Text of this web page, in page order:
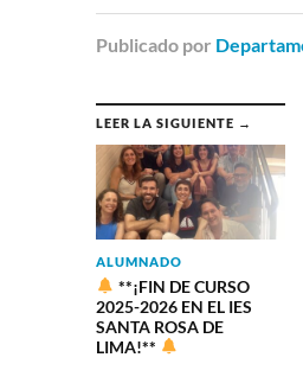
Publicado por
LEER LA SIGUIENTE →
ALUMNADO
**¡FIN DE CURSO
2025-2026 EN EL IES
SANTA ROSA DE
LIMA!**